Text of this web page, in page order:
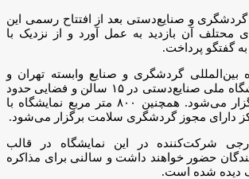
گردشگری و صنایع‌دستی بعد از افتتاح رسمی این
محتلف آن بازدید به عمل آورد و از نزدیک با
گفتگو پرداخت.
بین‌المللی گردشگری و صنایع وابسته تهران و
سی و ششمین نمایشگاه ملی صنایع‌دستی در ۱۵ سالن و فضایی حدود
۶۷ هزار مترمربع برگزار می‌شود. همچنین ۸۰۰ متر مربع نمایشگاه با
شرکت‌کننده در این نمایشگاه در قالب
حضور خواهند داشت و سالنی برای مذاکره
دیده شده است.